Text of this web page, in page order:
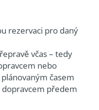
rezervaci pro daný
včas – tedy
nebo
časem
předem